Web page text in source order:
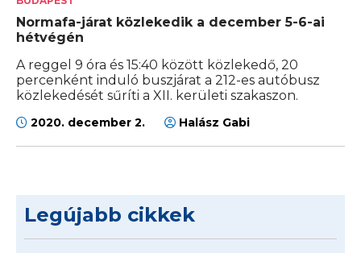
Normafa-járat közlekedik a december 5-6-ai
hétvégén
A reggel 9 óra és 15:40 között közlekedő, 20
percenként induló buszjárat a 212-es autóbusz
közlekedését sűríti a XII. kerületi szakaszon.
2020. december 2. Halász Gabi
Legújabb cikkek